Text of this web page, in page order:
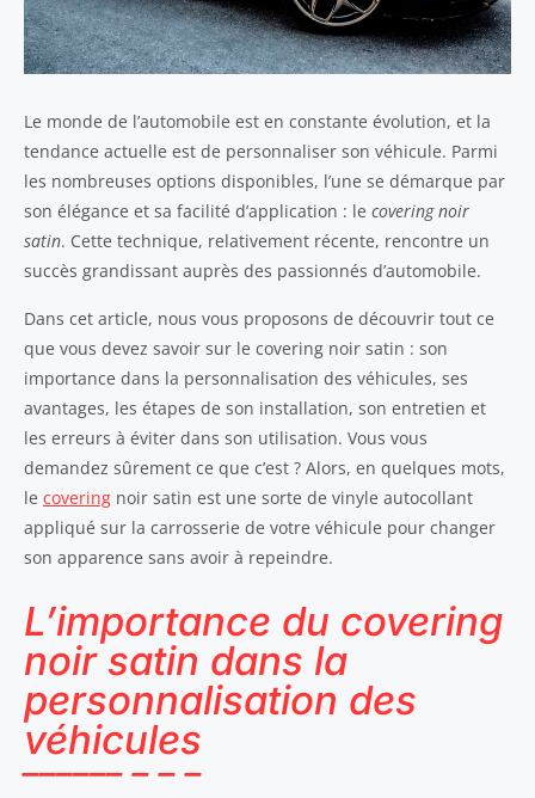
Le monde de l’automobile est en constante évolution, et la
tendance actuelle est de personnaliser son véhicule. Parmi
les nombreuses options disponibles, l’une se démarque par
son élégance et sa facilité d’application : le covering noir
satin. Cette technique, relativement récente, rencontre un
succès grandissant auprès des passionnés d’automobile.
Dans cet article, nous vous proposons de découvrir tout ce
que vous devez savoir sur le covering noir satin : son
importance dans la personnalisation des véhicules, ses
avantages, les étapes de son installation, son entretien et
les erreurs à éviter dans son utilisation. Vous vous
demandez sûrement ce que c’est ? Alors, en quelques mots,
le covering noir satin est une sorte de vinyle autocollant
appliqué sur la carrosserie de votre véhicule pour changer
son apparence sans avoir à repeindre.
L’importance du covering
noir satin dans la
personnalisation des
véhicules